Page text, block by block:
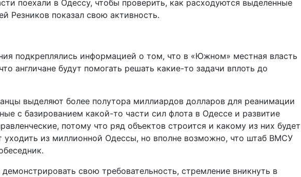
поехали в Одессу, чтобы проверить, как расходуются выделенные
Резников показал свою активность.
подкреплялись информацией о том, что в «Южном» местная власть
англичане будут помогать решать какие-то задачи вплоть до
выделяют более полутора миллиардов долларов для реанимации
с базированием какой-то части сил флота в Одессе и развитие
потому что ряд объектов строится и какому из них будет
уходить из миллионной Одессы, но вполне возможно, что штаб ВМСУ
свою требовательность, стремление вникнуть в